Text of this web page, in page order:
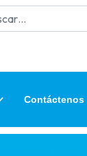
Contáctenos